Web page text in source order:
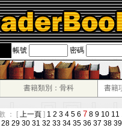
帳號 密碼
書籍類別：骨科 書籍
： [ 上一頁 ] 1 2 3 4 5 6 7 8 9 10 11
28 29 30 31 32 33 34 35 36 37 38 39